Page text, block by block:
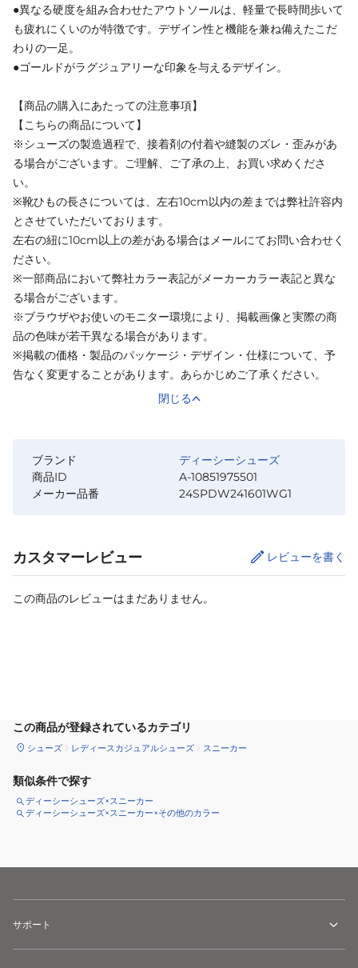
●異なる硬度を組み合わせたアウトソールは、軽量で長時間歩いて
も疲れにくいのが特徴です。デザイン性と機能を兼ね備えたこだ
わりの一足。
●ゴールドがラグジュアリーな印象を与えるデザイン。
【商品の購入にあたっての注意事項】
【こちらの商品について】
※シューズの製造過程で、接着剤の付着や縫製のズレ・歪みがあ
る場合がございます。ご理解、ご了承の上、お買い求めくださ
い。
※靴ひもの長さについては、左右10cm以内の差までは弊社許容内
とさせていただいております。
左右の紐に10cm以上の差がある場合はメールにてお問い合わせく
ださい。
※一部商品において弊社カラー表記がメーカーカラー表記と異な
る場合がございます。
※ブラウザやお使いのモニター環境により、掲載画像と実際の商
品の色味が若干異なる場合があります。
※掲載の価格・製品のパッケージ・デザイン・仕様について、予
告なく変更することがあります。あらかじめご了承ください。
閉じる
ブランド
ディーシーシューズ
商品ID
A-10851975501
メーカー品番
24SPDW241601WG1
カスタマーレビュー レビューを書く
この商品のレビューはまだありません。
この商品が登録されているカテゴリ
シューズ レディースカジュアルシューズ スニーカー
類似条件で探す
ディーシーシューズ×スニーカー
ディーシーシューズ×スニーカー×その他のカラー
サポート